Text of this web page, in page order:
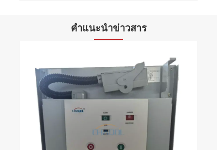
คำแนะนำข่าวสาร
เบรกเกอร์ไฟฟ้าแรงสูงในร่มรับประกันความ
ปลอดภัยทางไฟฟ้าในระบบไฟฟ้าได้อย่างไร
ดูเพิ่มเติม >>